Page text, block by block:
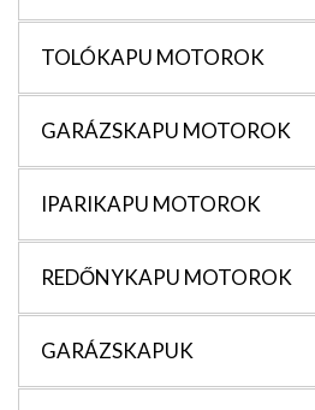
TOLÓKAPU MOTOROK
GARÁZSKAPU MOTOROK
IPARIKAPU MOTOROK
REDŐNYKAPU MOTOROK
GARÁZSKAPUK